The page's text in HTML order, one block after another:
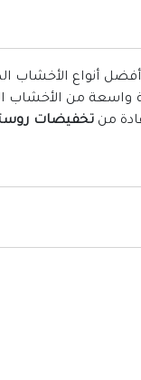
أنواع الأخشاب
من الأخشاب
من تخفيضات